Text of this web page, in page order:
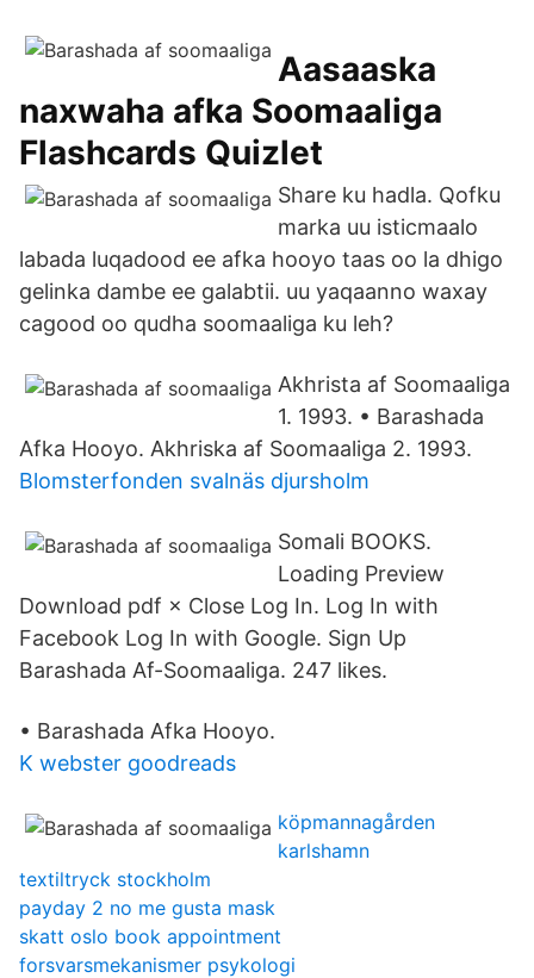
Aasaaska
naxwaha afka Soomaaliga
Flashcards Quizlet
Share ku hadla. Qofku
marka uu isticmaalo
labada luqadood ee afka hooyo taas oo la dhigo
gelinka dambe ee galabtii. uu yaqaanno waxay
cagood oo qudha soomaaliga ku leh?
Akhrista af Soomaaliga
1. 1993. • Barashada
Afka Hooyo. Akhriska af Soomaaliga 2. 1993.
Blomsterfonden svalnäs djursholm
Somali BOOKS.
Loading Preview
Download pdf × Close Log In. Log In with
Facebook Log In with Google. Sign Up
Barashada Af-Soomaaliga. 247 likes.
• Barashada Afka Hooyo.
K webster goodreads
köpmannagården
karlshamn
textiltryck stockholm
payday 2 no me gusta mask
skatt oslo book appointment
forsvarsmekanismer psykologi